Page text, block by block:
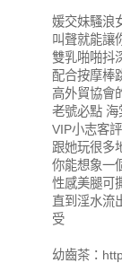
媛交妹騷浪
叫聲就能讓
雙乳啪啪抖
配合按摩棒
高外貿協會
老號必點 海
VIP小志客評
跟她玩很多
你能想象一
性感美腿可
直到淫水流
受
幼齒茶：